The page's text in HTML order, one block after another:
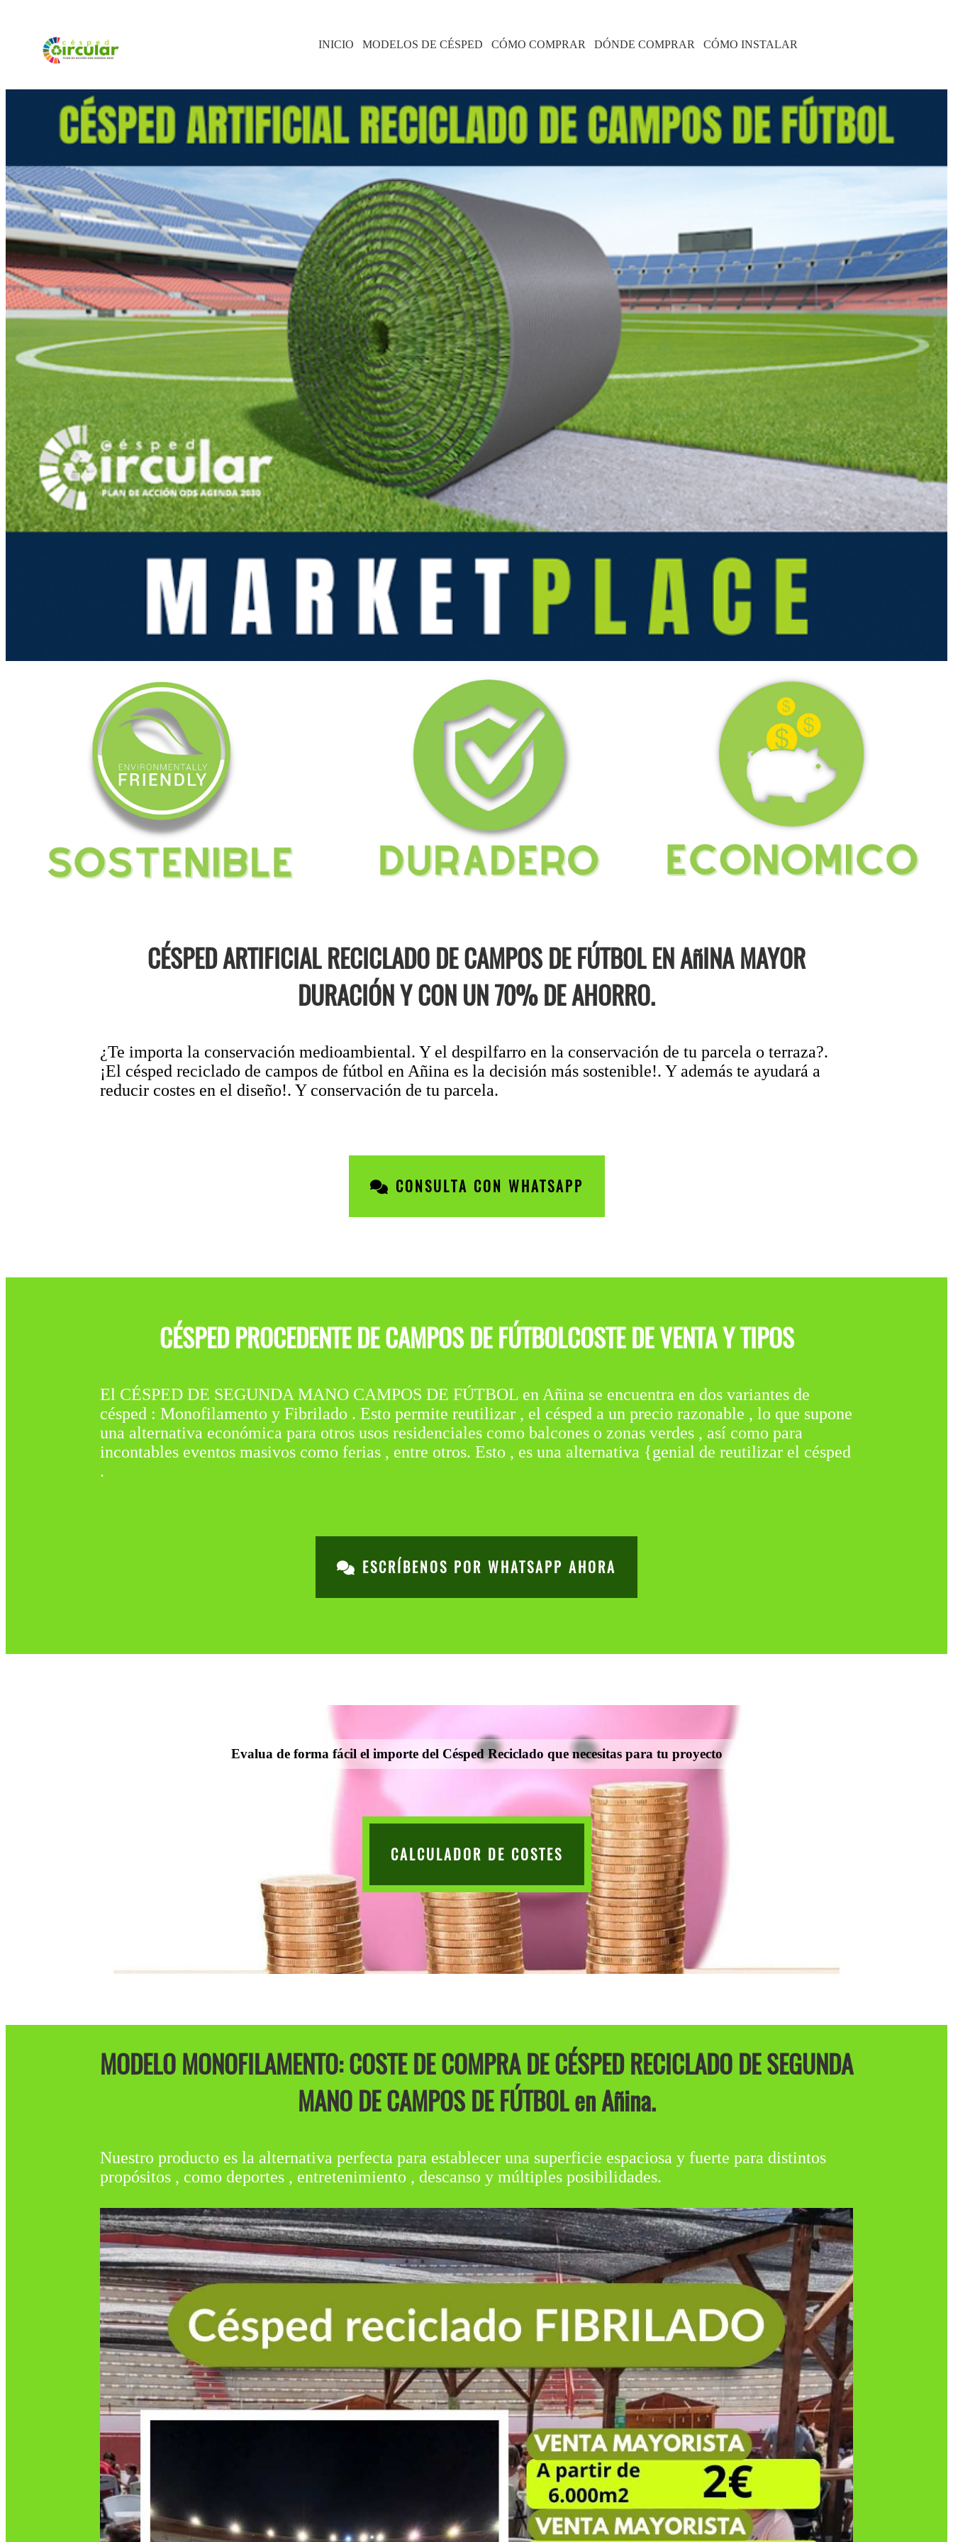
INICIO MODELOS DE CÉSPED CÓMO COMPRAR DÓNDE COMPRAR CÓMO INSTALAR
CÉSPED ARTIFICIAL RECICLADO DE CAMPOS DE FÚTBOL EN AñINA MAYOR
DURACIÓN Y CON UN 70% DE AHORRO.
¿Te importa la conservación medioambiental. Y el despilfarro en la conservación de tu parcela o terraza?.
¡El césped reciclado de campos de fútbol en Añina es la decisión más sostenible!. Y además te ayudará a
reducir costes en el diseño!. Y conservación de tu parcela.
CONSULTA CON WHATSAPP
CÉSPED PROCEDENTE DE CAMPOS DE FÚTBOLCOSTE DE VENTA Y TIPOS
El CÉSPED DE SEGUNDA MANO CAMPOS DE FÚTBOL en Añina se encuentra en dos variantes de
césped : Monofilamento y Fibrilado . Esto permite reutilizar , el césped a un precio razonable , lo que supone
una alternativa económica para otros usos residenciales como balcones o zonas verdes , así como para
incontables eventos masivos como ferias , entre otros. Esto , es una alternativa {genial de reutilizar el césped
.
ESCRÍBENOS POR WHATSAPP AHORA
Evalua de forma fácil el importe del Césped Reciclado que necesitas para tu proyecto
CALCULADOR DE COSTES
MODELO MONOFILAMENTO: COSTE DE COMPRA DE CÉSPED RECICLADO DE SEGUNDA
MANO DE CAMPOS DE FÚTBOL en Añina.
Nuestro producto es la alternativa perfecta para establecer una superficie espaciosa y fuerte para distintos
propósitos , como deportes , entretenimiento , descanso y múltiples posibilidades.